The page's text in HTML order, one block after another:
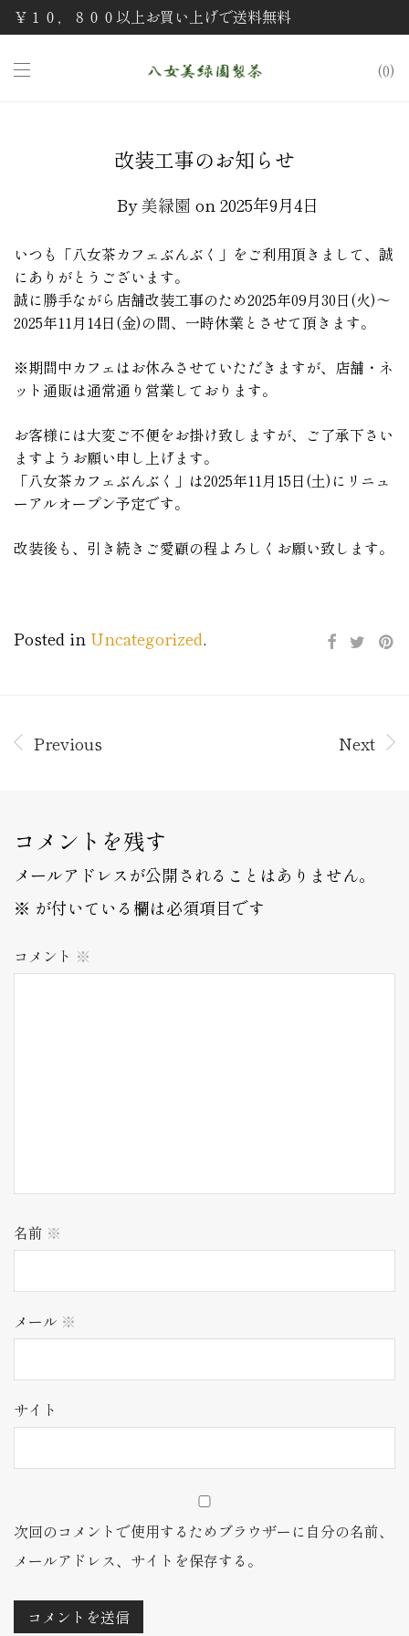
￥１０，８００以上お買い上げで送料無料
0
改装工事のお知らせ
By美緑園 on 2025年9月4日
いつも「八女茶カフェぶんぶく」をご利用頂きまして、誠
にありがとうございます。
誠に勝手ながら店舗改装工事のため2025年09月30日(火)～
2025年11月14日(金)の間、一時休業とさせて頂きます。
※期間中カフェはお休みさせていただきますが、店舗・ネ
ット通販は通常通り営業しております。
お客様には大変ご不便をお掛け致しますが、ご了承下さい
ますようお願い申し上げます。
「八女茶カフェぶんぶく」は2025年11月15日(土)にリニュ
ーアルオープン予定です。
改装後も、引き続きご愛顧の程よろしくお願い致します。
Posted in Uncategorized.
Previous Next
コメントを残す
メールアドレスが公開されることはありません。
※ が付いている欄は必須項目です
コメント ※
名前 ※
メール ※
サイト
次回のコメントで使用するためブラウザーに自分の名前、
メールアドレス、サイトを保存する。